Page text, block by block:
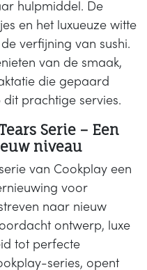
hulpmiddel. De
en het luxueuze witte
verfijning van sushi.
van de smaak,
die gepaard
prachtige servies.
Serie – Een
niveau
van Cookplay een
voor
naar nieuw
ontwerp, luxe
tot perfecte
series, opent